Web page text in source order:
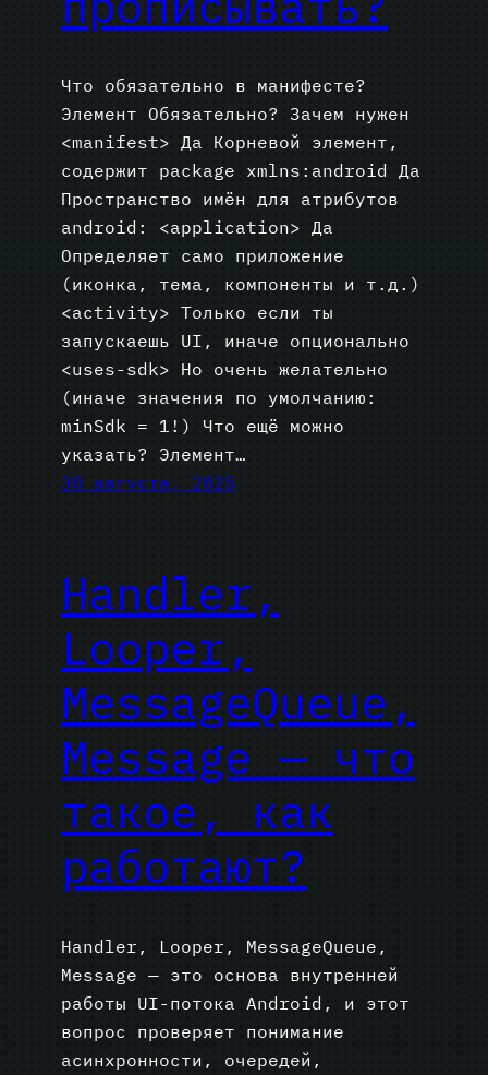
Что обязательно в манифесте?
Элемент Обязательно? Зачем нужен
<manifest> Да Корневой элемент,
содержит package xmlns:android Да
Пространство имён для атрибутов
android: <application> Да
Определяет само приложение
(иконка, тема, компоненты и т.д.)
<activity> Только если ты
запускаешь UI, иначе опционально
<uses-sdk> Но очень желательно
(иначе значения по умолчанию:
minSdk = 1!) Что ещё можно
указать? Элемент…
30 августа, 2025
Handler,
Looper,
MessageQueue,
Message — что
такое, как
работают?
Handler, Looper, MessageQueue,
Message — это основа внутренней
работы UI-потока Android, и этот
вопрос проверяет понимание
асинхронности, очередей,